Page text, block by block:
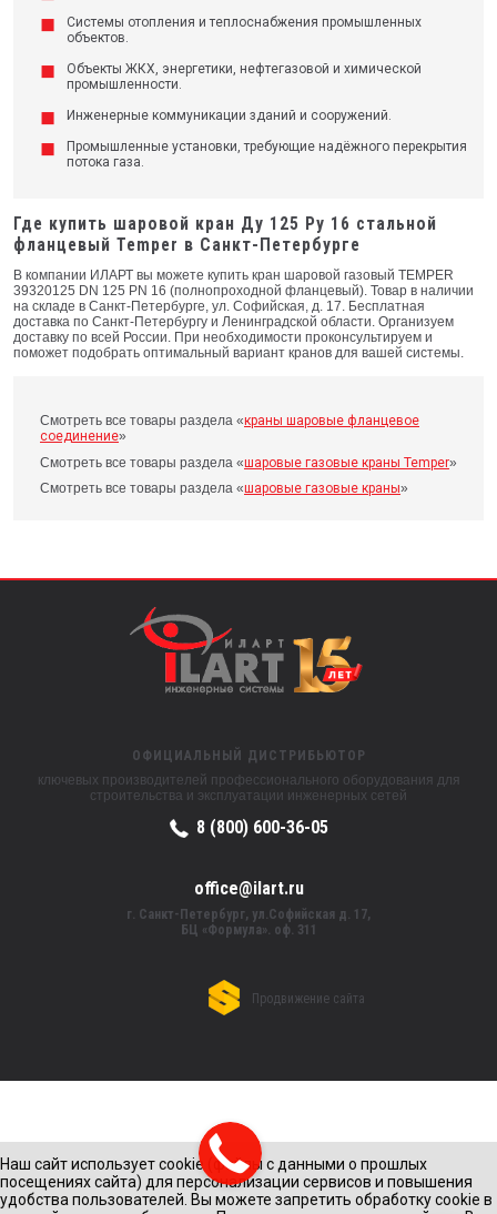
Системы отопления и теплоснабжения промышленных
объектов.
Объекты ЖКХ, энергетики, нефтегазовой и химической
промышленности.
Инженерные коммуникации зданий и сооружений.
Промышленные установки, требующие надёжного перекрытия
потока газа.
Где купить шаровой кран Ду 125 Ру 16 стальной
фланцевый Temper в Санкт-Петербурге
В компании ИЛАРТ вы можете купить кран шаровой газовый TEMPER
39320125 DN 125 PN 16 (полнопроходной фланцевый). Товар в наличии
на складе в Санкт-Петербурге, ул. Софийская, д. 17. Бесплатная
доставка по Санкт-Петербургу и Ленинградской области. Организуем
доставку по всей России. При необходимости проконсультируем и
поможет подобрать оптимальный вариант кранов для вашей системы.
Смотреть все товары раздела «краны шаровые фланцевое
соединение»
Смотреть все товары раздела «шаровые газовые краны Temper»
Смотреть все товары раздела «шаровые газовые краны»
ОФИЦИАЛЬНЫЙ ДИСТРИБЬЮТОР
ключевых производителей профессионального оборудования для
строительства и эксплуатации инженерных сетей
8 (800) 600-36-05
office@ilart.ru
г. Санкт-Петербург, ул.Софийская д. 17,
БЦ «Формула». оф. 311
Продвижение сайта
Наш сайт использует cookie (файлы с данными о прошлых
посещениях сайта) для персонализации сервисов и повышения
удобства пользователей. Вы можете запретить обработку cookie в